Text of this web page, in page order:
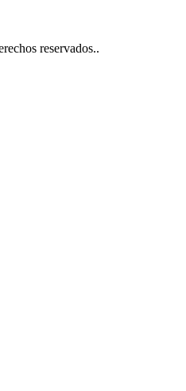
reservados..